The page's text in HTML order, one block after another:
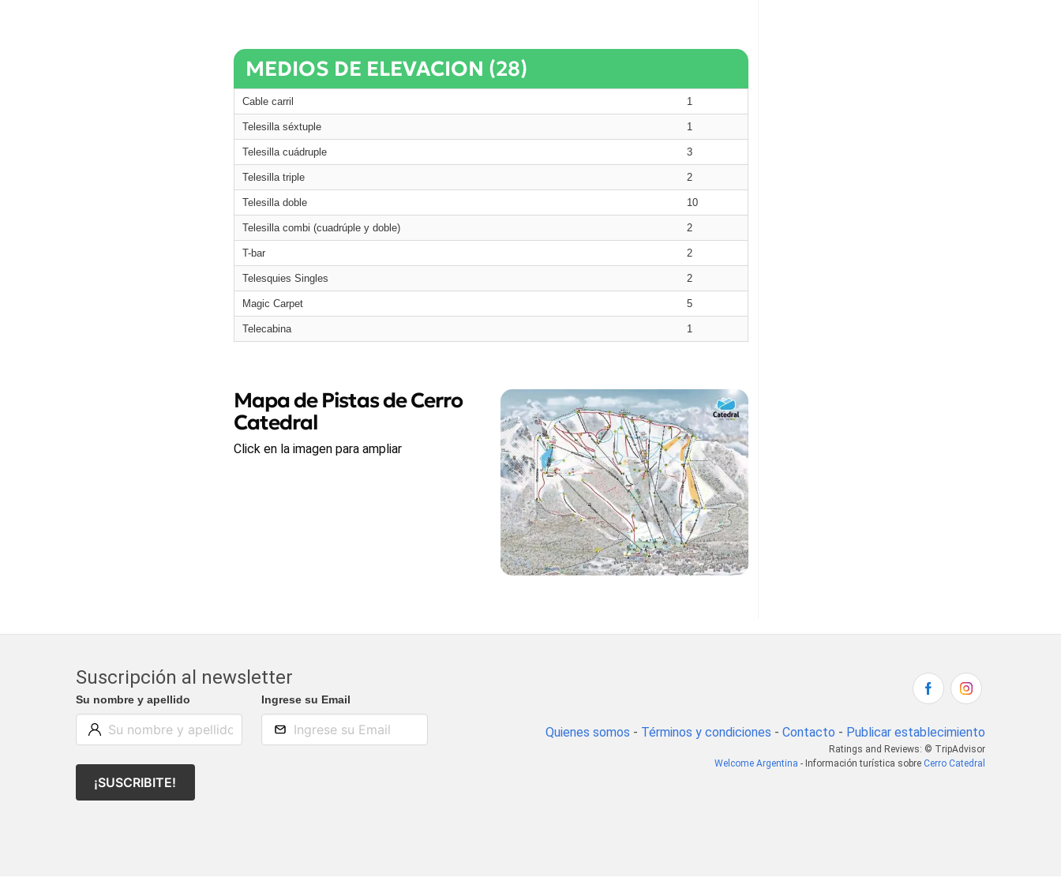
MEDIOS DE ELEVACION (28)
Cable carril 1
Telesilla séxtuple 1
Telesilla cuádruple 3
Telesilla triple 2
Telesilla doble 10
Telesilla combi (cuadrúple y doble) 2
T-bar 2
Telesquies Singles 2
Magic Carpet 5
Telecabina 1
Mapa de Pistas de Cerro
Catedral
Click en la imagen para ampliar
Suscripción al newsletter
Su nombre y apellido Ingrese su Email
¡SUSCRIBITE!
Quienes somos - Términos y condiciones - Contacto - Publicar establecimiento
Ratings and Reviews: © TripAdvisor
Welcome Argentina - Información turística sobre Cerro Catedral